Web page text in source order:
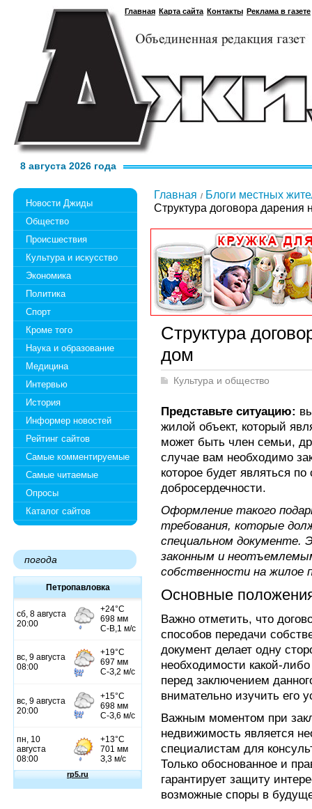
Главная Карта сайта Контакты Реклама в газете
8 августа 2026 года
Новости Джиды
Общество
Происшествия
Культура и искусство
Экономика
Политика
Спорт
Кроме того
Наука и образование
Медицина
Интервью
История
Информер новостей
Рейтинг сайтов
Самые комментируемые
Самые читаемые
Опросы
Каталог сайтов
погода
Петропавловка
Главная
Блоги местных
Структура договора дарения
Структура
дом
Культура и общество
Представьте ситуацию:
жилой объект, который
может быть член семьи,
случае вам необходимо
которое будет являться
добросердечности.
Оформление такого
требования, которые
специальном документе.
законным и
собственности на жилое
Основные
Важно отметить, что
способов передачи
документ делает одну
необходимости какой-
перед заключением
внимательно изучить его
Важным моментом при
недвижимость является
специалистам для
Только обоснованное и
гарантирует защиту
возможные споры в